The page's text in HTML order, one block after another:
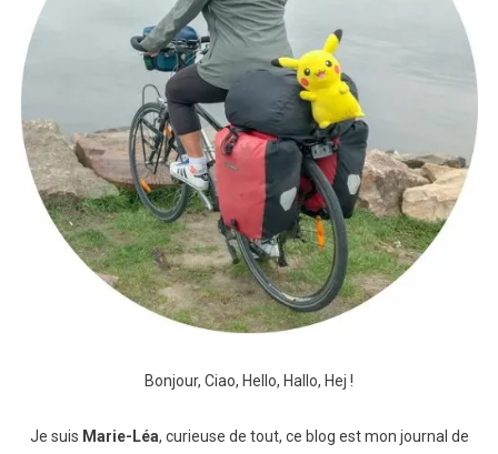
Bonjour, Ciao, Hello, Hallo, Hej !
Je suis Marie-Léa, curieuse de tout, ce blog est mon journal de